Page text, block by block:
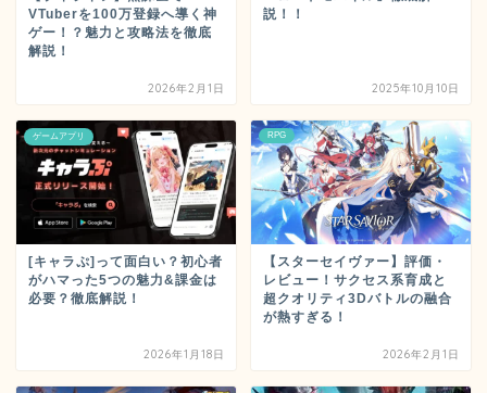
VTuberを100万登録へ導く神
ゲー！？魅力と攻略法を徹底
解説！
2026年2月1日
説！！
2025年10月10日
ゲームアプリ
[キャラぷ]って面白い？初心者
がハマった5つの魅力&課金は
必要？徹底解説！
2026年1月18日
RPG
【スターセイヴァー】評価・
レビュー！サクセス系育成と
超クオリティ3Dバトルの融合
が熱すぎる！
2026年2月1日